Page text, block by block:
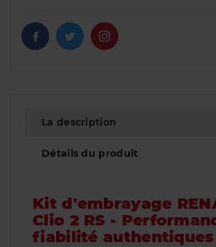
La description
Détails du produit
Kit d'embrayage
Clio 2 RS -
fiabilité authentiques